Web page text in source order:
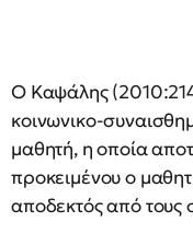
Ο Καψάλης
κοινωνικο-
μαθητή, η οποία
προκειμένου ο
αποδεκτός από τους